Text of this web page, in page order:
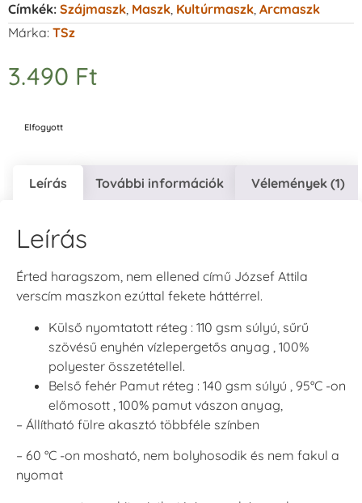
Címkék: Szájmaszk, Maszk, Kultúrmaszk, Arcmaszk
Márka: TSz
3.490 Ft
Elfogyott
Leírás További információk Vélemények (1)
Leírás
Érted haragszom, nem ellened című József Attila
verscím maszkon ezúttal fekete háttérrel.
Külső nyomtatott réteg : 110 gsm súlyú, sűrű
szövésű enyhén vízlepergetős anyag , 100%
polyester összetétellel.
Belső fehér Pamut réteg : 140 gsm súlyú , 95°C -on
előmosott , 100% pamut vászon anyag,
– Állítható fülre akasztó többféle színben
– 60 °C -on mosható, nem bolyhosodik és nem fakul a
nyomat